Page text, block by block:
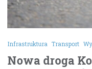
Infrastruktura Transport
Nowa droga